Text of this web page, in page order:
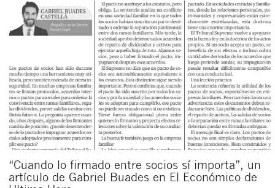
“Cuando lo firmado entre socios sí importa”, un
artículo de Gabriel Buades en El Económico de
Cerrar